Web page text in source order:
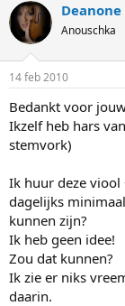
Deanone
Anouschka
14 feb 2010
Bedankt voor
Ikzelf heb hars
stemvork)
Ik huur deze viool
dagelijks
kunnen zijn?
Ik heb geen idee!
Zou dat kunnen?
Ik zie er niks
daarin.